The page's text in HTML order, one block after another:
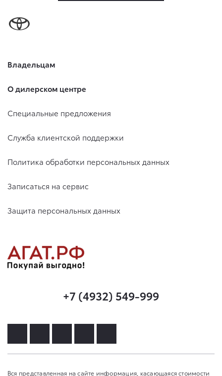
Владельцам
О дилерском центре
Специальные предложения
Служба клиентской поддержки
Политика обработки персональных данных
Записаться на сервис
Защита персональных данных
+7 (4932) 549-999
Вся представленная на сайте информация, касающаяся стоимости